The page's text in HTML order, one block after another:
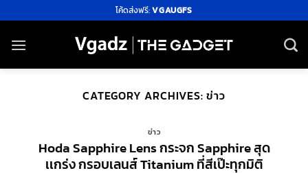
ไป
ยัง
โค้ดส่งฟรี:VGAUGFS
CATEGORY ARCHIVES:ข่าว
ข่าว
Hoda Sapphire Lens กระจก Sapphire สุด
เเกร่ง กรอบเลนส์ Titanium ที่สีเป๊ะทุกมิติ